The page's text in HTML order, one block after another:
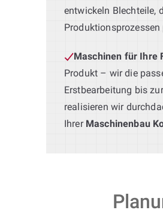
entwickeln Blechteile,
Produktionsprozessen
Maschinen für Ihre
Produkt – wir die
Erstbearbeitung bis
realisieren wir
Ihrer Maschinenbau